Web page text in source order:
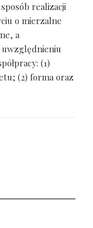
realizacji
o mierzalne
a
(1)
(2) forma oraz